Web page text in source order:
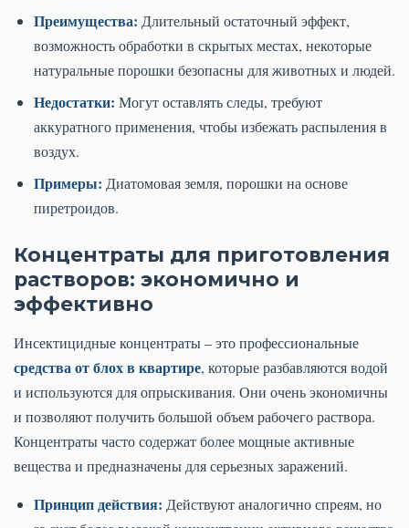
Преимущества: Длительный остаточный эффект,
возможность обработки в скрытых местах, некоторые
натуральные порошки безопасны для животных и людей.
Недостатки: Могут оставлять следы, требуют
аккуратного применения, чтобы избежать распыления в
воздух.
Примеры: Диатомовая земля, порошки на основе
пиретроидов.
Концентраты для приготовления
растворов: экономично и
эффективно
Инсектицидные концентраты – это профессиональные
средства от блох в квартире, которые разбавляются водой
и используются для опрыскивания. Они очень экономичны
и позволяют получить большой объем рабочего раствора.
Концентраты часто содержат более мощные активные
вещества и предназначены для серьезных заражений.
Принцип действия: Действуют аналогично спреям, но